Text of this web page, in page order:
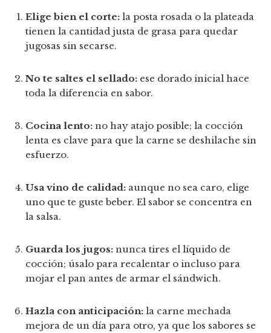
Elige bien el corte: la posta rosada o la plateada
tienen la cantidad justa de grasa para quedar
jugosas sin secarse.
No te saltes el sellado: ese dorado inicial hace
toda la diferencia en sabor.
Cocina lento: no hay atajo posible; la cocción
lenta es clave para que la carne se deshilache sin
esfuerzo.
Usa vino de calidad: aunque no sea caro, elige
uno que te guste beber. El sabor se concentra en
la salsa.
Guarda los jugos: nunca tires el líquido de
cocción; úsalo para recalentar o incluso para
mojar el pan antes de armar el sándwich.
Hazla con anticipación: la carne mechada
mejora de un día para otro, ya que los sabores se